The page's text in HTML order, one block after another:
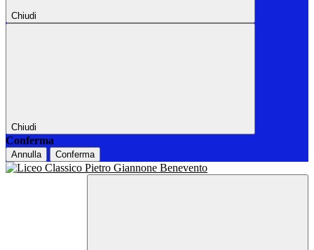
Chiudi
Chiudi
Conferma
Annulla Conferma